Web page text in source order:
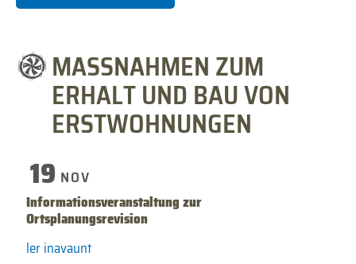
MASSNAHMEN ZUM
ERHALT UND BAU VON
ERSTWOHNUNGEN
19 NOV
Informationsveranstaltung zur
Ortsplanungsrevision
ler inavaunt